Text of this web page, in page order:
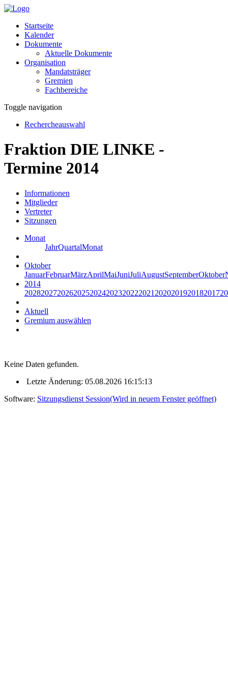
Startseite
Kalender
Dokumente
Aktuelle Dokumente
Organisation
Mandatsträger
Gremien
Fachbereiche
Toggle navigation
Rechercheauswahl
Fraktion DIE LINKE -
Termine 2014
Informationen
Mitglieder
Vertreter
Sitzungen
Monat
JahrQuartalMonat
Oktober
JanuarFebruarMärzAprilMaiJuniJuliAugustSeptemberOktober
2014
20282027202620252024202320222021 2020201920182017
Aktuell
Gremium auswählen
Keine Daten gefunden.
Letzte Änderung: 05.08.2026 16:15:13
Software: Sitzungsdienst Session(Wird in neuem Fenster geöffnet)